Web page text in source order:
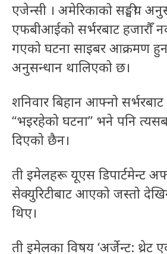
एजेन्सी । अमेरिकाको सङ्घीय
एफबीआईको सर्भरबाट हजारौँ
गएको घटना साइबर आक्रमण
अनुसन्धान थालिएको छ।
शनिवार बिहान आफ्नो
“भइरहेको घटना” भने पनि
दिएको छैन।
ती इमेलहरू यूएस डिपार्टमेन्ट
सेक्युरिटीबाट आएको जस्तो
थिए।
ती इमेलका विषय ‘अर्जेन्ट: थ्रेट